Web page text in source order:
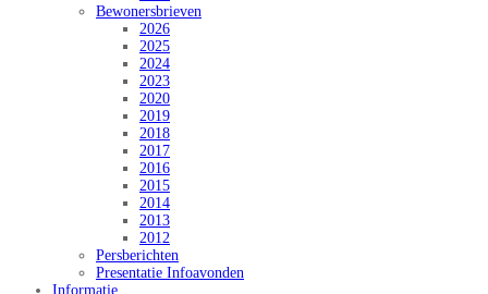
Bewonersbrieven
2026
2025
2024
2023
2020
2019
2018
2017
2016
2015
2014
2013
2012
Persberichten
Presentatie Infoavonden
Informatie